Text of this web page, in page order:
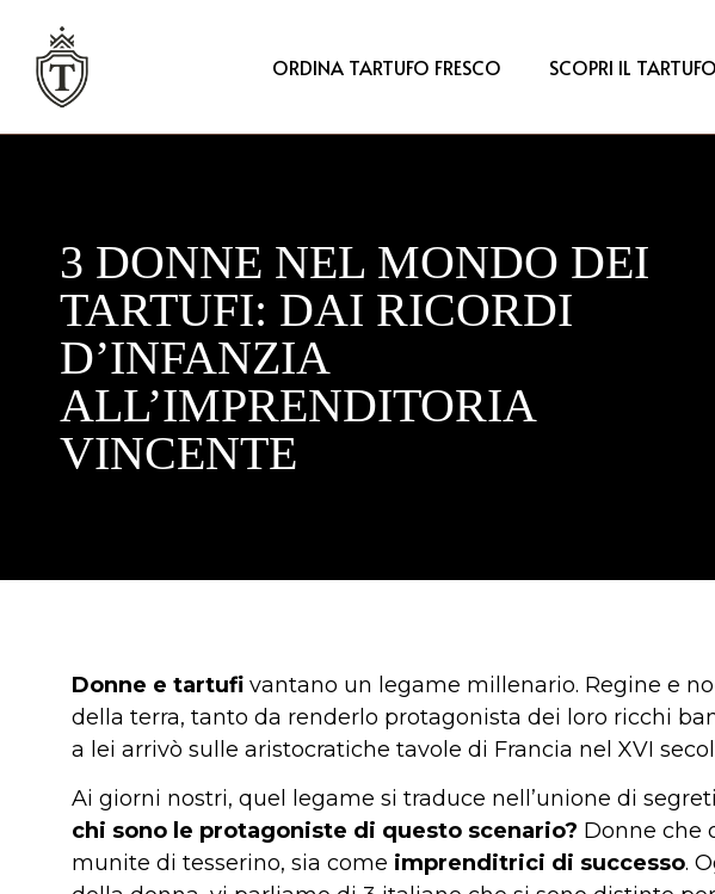
ORDINA TARTUFO FRESCO SCOPRI IL TARTUFO
3 DONNE NEL MONDO DEI
TARTUFI: DAI RICORDI
D’INFANZIA
ALL’IMPRENDITORIA
VINCENTE
Donne e tartufi vantano un legame millenario. Regine e
della terra, tanto da renderlo protagonista dei loro ricchi
a lei arrivò sulle aristocratiche tavole di Francia nel XVI
Ai giorni nostri, quel legame si traduce nell’unione di
chi sono le protagoniste di questo scenario? Donne che
munite di tesserino, sia come imprenditrici di successo.